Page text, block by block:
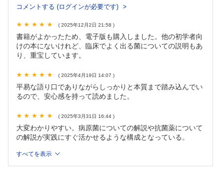
4.3 テトラサイクリン系抗菌薬
4.5 アミノグリコシド系抗菌薬
4.6 ST合剤
4.7 メトロニダゾール
第5章 抗MRSA薬
5.1 抗MRSA薬とは
5.2 グリコペプチド系抗菌薬
5.4 オキサゾリジノン系抗菌薬
5.5 抗MRSA薬のまとめ
第6章 抗真菌薬
6.1 真菌感染症のアプローチ
6.2 アゾール系抗真菌薬
コメントする (ログインが必要です)
( 2025年12月2日 21:58 )
書籍がよかったため、電子版も購入しました。他の初学者向
けの本にないけれど、臨床でよく出る菌についての説明もあ
り、重宝しています。
( 2025年4月19日 14:07 )
平易な語り口でありながらしっかりと本質まで踏み込んでい
るので、安心感を持って読めました。
( 2025年3月31日 16:44 )
大変わかりやすい。病原菌についての解説や抗菌薬について
の解説が実践にすぐ活かせるような構成となっている。
すべてを表示